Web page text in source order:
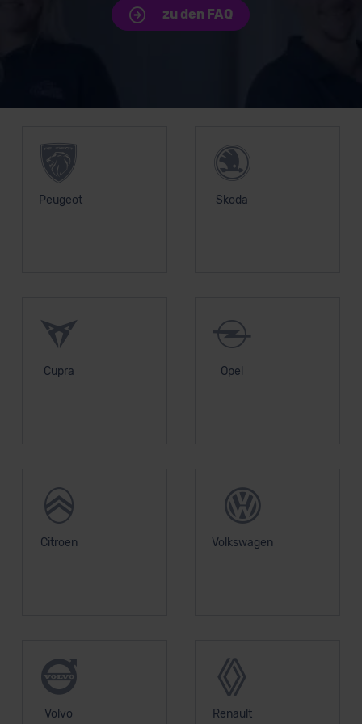
lassen. Soweit eine Übermittlung in ein Land außerhalb
der EU erfolgt, erfolgt dies ausschließlich auf der
DSGVO) oder wenn Sie hierzu Ihre Einwilligung freiwillig
Datenschutzklauseln können Sie über den Kontakt zu
unserem Datenschutzbeauftragten unter
zu den FAQ
Peugeot Skoda
Cupra Opel
Citroen Volkswagen
Volvo Renault